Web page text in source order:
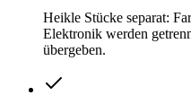
Heikle Stücke separat:
Elektronik werden
übergeben.